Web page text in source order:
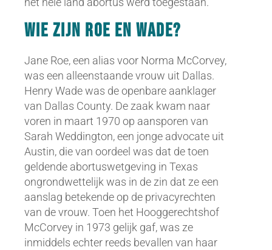
Wie zijn Roe en Wade?
Jane Roe, een alias voor Norma McCorvey,
was een alleenstaande vrouw uit Dallas.
Henry Wade was de openbare aanklager
van Dallas County. De zaak kwam naar
voren in maart 1970 op aansporen van
Sarah Weddington, een jonge advocate uit
Austin, die van oordeel was dat de toen
geldende abortuswetgeving in Texas
ongrondwettelijk was in de zin dat ze een
aanslag betekende op de privacyrechten
van de vrouw. Toen het Hooggerechtshof
McCorvey in 1973 gelijk gaf, was ze
inmiddels echter reeds bevallen van haar